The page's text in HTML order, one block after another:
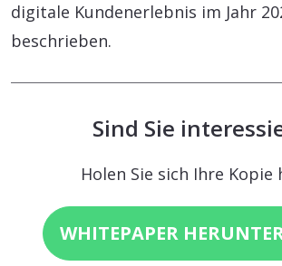
digitale Kundenerlebnis im Jahr
beschrieben.
Sind Sie
Holen Sie sich Ihre Kopie
WHITEPAPER